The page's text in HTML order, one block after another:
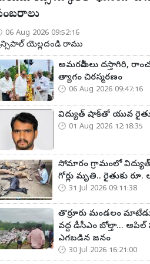
06 Aug 2026 09:52:16
యెల్లదండి రాము
అమరవీరులు దస్తాగిరి,
త్యాగం చిరస్మరణం
06 Aug 2026 09:47:16
విద్యుత్ షాక్‌తో యువ
01 Aug 2026 12:18:35
సోమారం గ్రామంలో
గోర్లు మృతి.. రైతుకు రూ.
31 Jul 2026 09:11:38
తొర్రూరు మండలం
వద్ద డీసీఎం బోల్తా... ఆపిల్
ఎగబడిన జనం
30 Jul 2026 16:21:00